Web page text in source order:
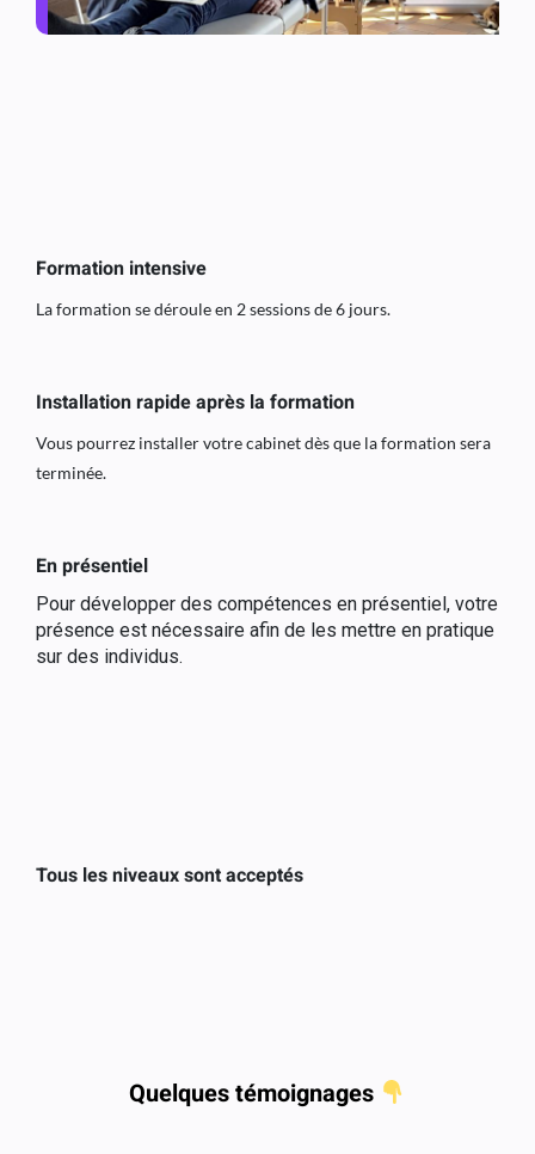
Formation intensive
La formation se déroule en 2 sessions de 6 jours.
Installation rapide après la formation
Vous pourrez installer votre cabinet dès que la formation sera
terminée.
En présentiel
Pour développer des compétences en présentiel, votre
présence est nécessaire afin de les mettre en pratique
sur des individus.
Tous les niveaux sont acceptés
Quelques témoignages